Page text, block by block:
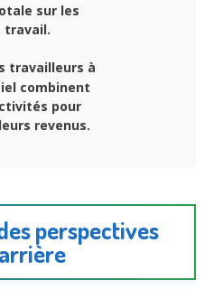
sur les
travail.
travailleurs à
combinent
pour
revenus.
perspectives